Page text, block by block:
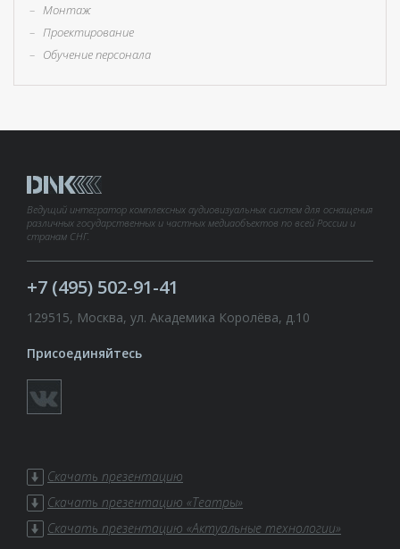
– Монтаж
– Проектирование
– Обучение персонала
Ведущий интегратор комплексных аудиовизуальных систем для оснащения
различных государственных и частных медиаобъектов по всей России и
странам СНГ.
+7 (495) 502-91-41
129515, Москва, ул. Академика Королёва, д.10
Присоединяйтесь
Скачать презентацию
Скачать презентацию «Театры»
Скачать презентацию «Актуальные технологии»